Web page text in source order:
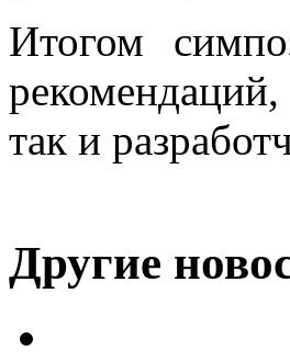
Итогом
так и
Другие